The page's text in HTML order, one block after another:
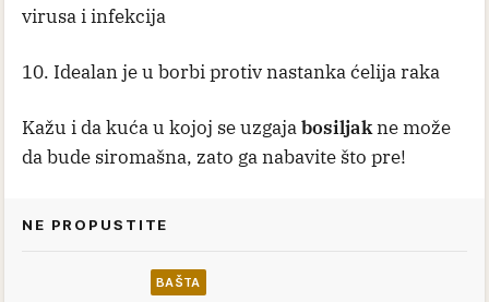
virusa i infekcija
10. Idealan je u borbi protiv nastanka ćelija raka
Kažu i da kuća u kojoj se uzgajabosiljakne može
da bude siromašna, zato ga nabavite što pre!
NE PROPUSTITE
BAŠTA